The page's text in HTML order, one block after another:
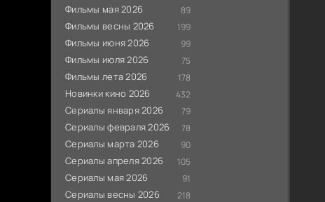
Фильмы мая 2026 89
Фильмы весны 2026 199
Фильмы июня 2026 99
Фильмы июля 2026 75
Фильмы лета 2026 178
Новинки кино 2026 432
Сериалы января 2026 79
Сериалы февраля 2026 78
Сериалы марта 2026 90
Сериалы апреля 2026 105
Сериалы мая 2026 91
Сериалы весны 2026 218